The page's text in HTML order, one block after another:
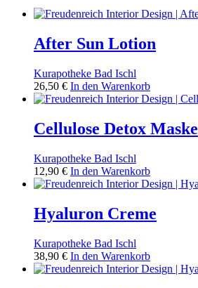
After Sun Lotion
Kurapotheke Bad Ischl
26,50 € In den Warenkorb
Cellulose Detox Maske
Kurapotheke Bad Ischl
12,90 € In den Warenkorb
Hyaluron Creme
Kurapotheke Bad Ischl
38,90 € In den Warenkorb